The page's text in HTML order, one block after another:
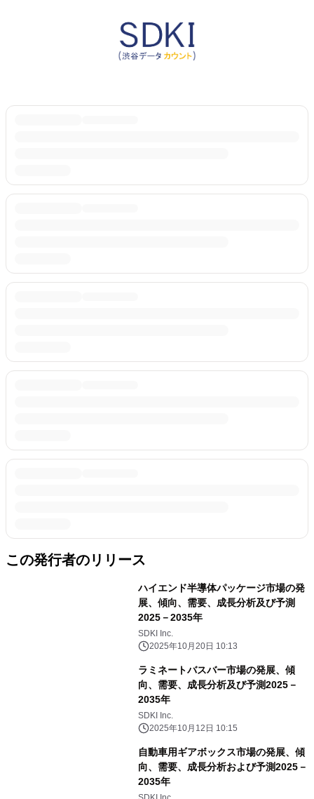
この発行者のリリース
ハイエンド半導体パッケージ市場の発
展、傾向、需要、成長分析及び予測
2025－2035年
SDKI Inc.
2025年10月20日 10:13
ラミネートバスバー市場の発展、傾
向、需要、成長分析及び予測2025－
2035年
SDKI Inc.
2025年10月12日 10:15
自動車用ギアボックス市場の発展、傾
向、需要、成長分析および予測2025－
2035年